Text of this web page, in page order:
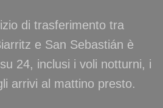
di trasferimento tra
e San Sebastián è
24, inclusi i voli notturni, i
arrivi al mattino presto.